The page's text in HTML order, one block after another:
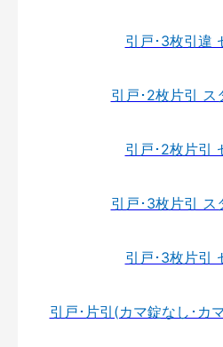
引戸･3枚引違
引戸･2枚片引 ス
引戸･2枚片引
引戸･3枚片引 ス
引戸･3枚片引
引戸･片引(カマ錠なし･カ